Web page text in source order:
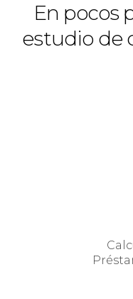
En pocos
estudio de